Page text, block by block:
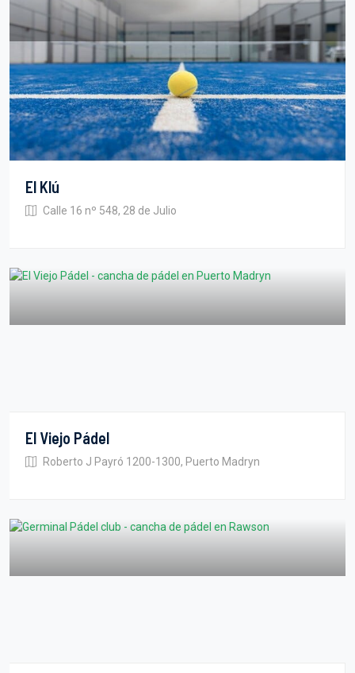
El Klú
Calle 16 nº 548, 28 de Julio
El Viejo Pádel
Roberto J Payró 1200-1300, Puerto Madryn